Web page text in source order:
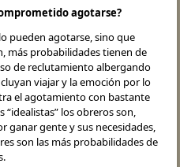
agotarse?
pueden agotarse, sino que
más probabilidades tienen de
de reclutamiento albergando
viajar y la emoción por lo
el agotamiento con bastante
“idealistas” los obreros son,
ganar gente y sus necesidades,
son las más probabilidades de